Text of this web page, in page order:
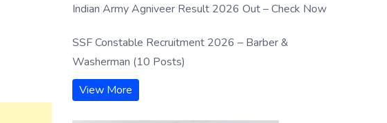
Indian Army Agniveer Result 2026 Out – Check Now
SSF Constable Recruitment 2026 – Barber &
Washerman (10 Posts)
View More